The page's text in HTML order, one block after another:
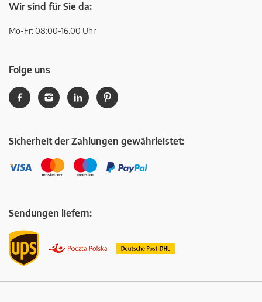
Wir sind für Sie da:
Mo-Fr: 08:00-16.00 Uhr
Folge uns
Sicherheit der Zahlungen gewährleistet:
Sendungen liefern: